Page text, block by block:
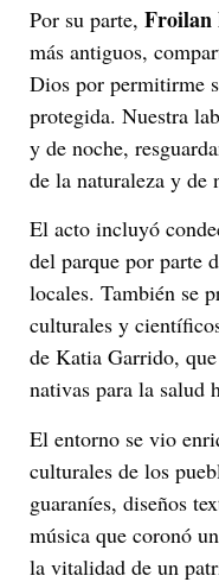
Por su parte, Froilan
más antiguos,
Dios por permitirme
protegida. Nuestra
y de noche,
de la naturaleza y de
El acto incluyó
del parque por parte
locales. También se
culturales y
de Katia Garrido,
nativas para la salud
El entorno se vio
culturales de los
guaraníes, diseños
música que coronó
la vitalidad de un